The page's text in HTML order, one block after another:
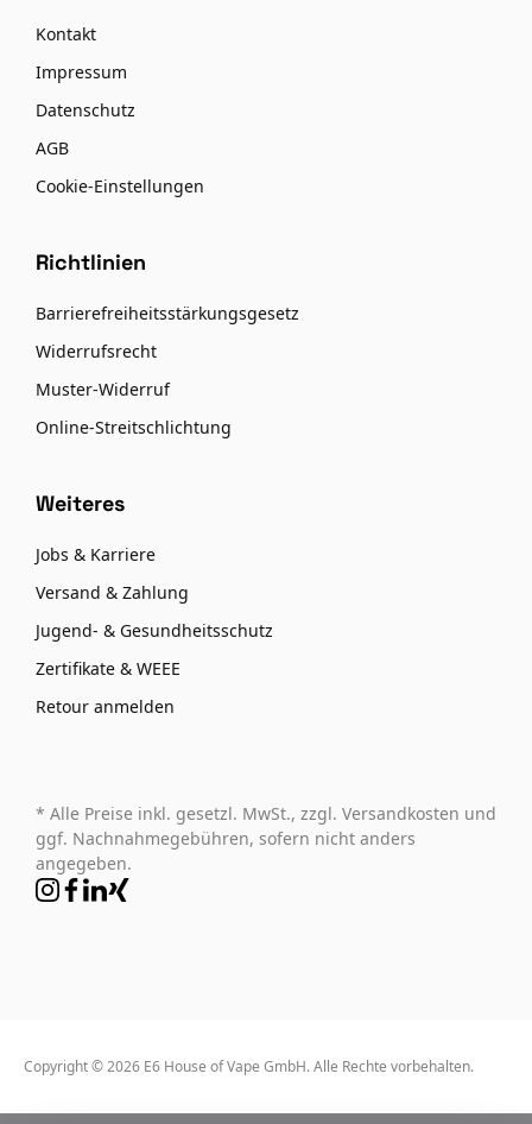
Kontakt
Impressum
Datenschutz
AGB
Cookie-Einstellungen
Richtlinien
Barrierefreiheitsstärkungsgesetz
Widerrufsrecht
Muster-Widerruf
Online-Streitschlichtung
Weiteres
Jobs & Karriere
Versand & Zahlung
Jugend- & Gesundheitsschutz
Zertifikate & WEEE
Retour anmelden
* Alle Preise inkl. gesetzl. MwSt., zzgl. Versandkosten und
ggf. Nachnahmegebühren, sofern nicht anders
angegeben.
Copyright © 2026 E6 House of Vape GmbH. Alle Rechte vorbehalten.